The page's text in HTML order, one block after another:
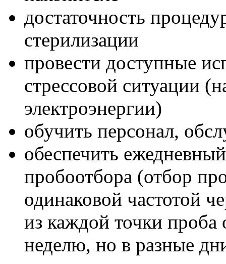
достаточность
стерилизации
провести доступные
стрессовой ситуации
электроэнергии)
обучить персонал,
обеспечить
пробоотбора (отбор
одинаковой частотой
из каждой точки проба
неделю, но в разные